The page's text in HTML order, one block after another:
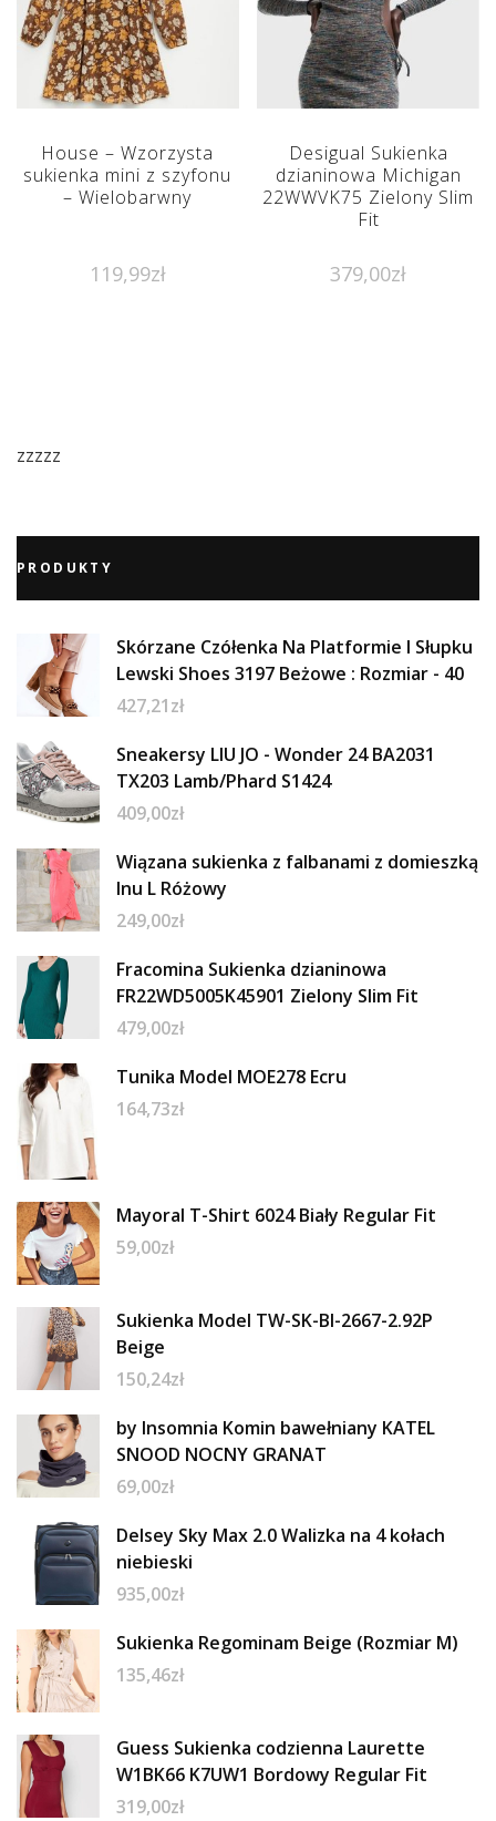
House – Wzorzysta
sukienka mini z szyfonu
– Wielobarwny
119,99zł
Desigual Sukienka
dzianinowa Michigan
22WWVK75 Zielony Slim
Fit
379,00zł
zzzzz
PRODUKTY
Skórzane Czółenka Na Platformie I Słupku
Lewski Shoes 3197 Beżowe : Rozmiar - 40
427,21zł
Sneakersy LIU JO - Wonder 24 BA2031
TX203 Lamb/Phard S1424
409,00zł
Wiązana sukienka z falbanami z domieszką
lnu L Różowy
249,00zł
Fracomina Sukienka dzianinowa
FR22WD5005K45901 Zielony Slim Fit
479,00zł
Tunika Model MOE278 Ecru
164,73zł
Mayoral T-Shirt 6024 Biały Regular Fit
59,00zł
Sukienka Model TW-SK-BI-2667-2.92P
Beige
150,24zł
by Insomnia Komin bawełniany KATEL
SNOOD NOCNY GRANAT
69,00zł
Delsey Sky Max 2.0 Walizka na 4 kołach
niebieski
935,00zł
Sukienka Regominam Beige (Rozmiar M)
135,46zł
Guess Sukienka codzienna Laurette
W1BK66 K7UW1 Bordowy Regular Fit
319,00zł